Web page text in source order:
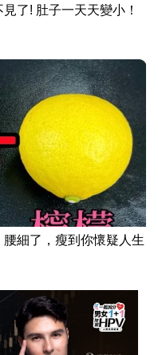
了! 肚子一天天變小！
細了，瘦到你懷疑人生